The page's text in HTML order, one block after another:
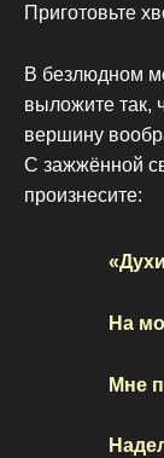
Приготовьте
В безлюдном
выложите так,
вершину
С зажжённой
произнесите:
На
Мне